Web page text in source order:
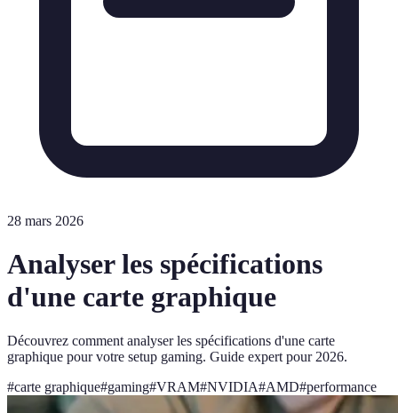
28 mars 2026
Analyser les spécifications
d'une carte graphique
Découvrez comment analyser les spécifications d'une carte
graphique pour votre setup gaming. Guide expert pour 2026.
#carte graphique#gaming#VRAM#NVIDIA#AMD#performance